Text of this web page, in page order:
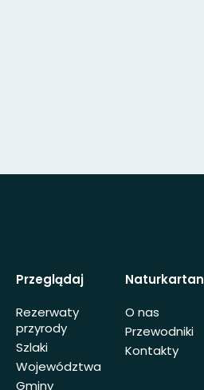
Przeglądaj
Rezerwaty
przyrody
Szlaki
Województwa
Gminy
Naturkartan
O nas
Przewodniki
Kontakty